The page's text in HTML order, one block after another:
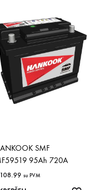
SMF
95Ah 720A
108.99 su PVM